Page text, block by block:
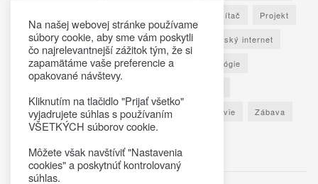
Počítač Projekt
Ransomware Rozhovor Seniori Slovenský internet
Sociálne siete Spoznaj Slovensko Technológie
Výročná správa Zaujímavé štatistiky Zdravie Zábava
Na našej webovej stránke používame
súbory cookie, aby sme vám poskytli
čo najrelevantnejší zážitok tým, že si
zapamätáme vaše preferencie a
opakované návštevy.
Kliknutím na tlačidlo "Prijať všetko"
vyjadrujete súhlas s používaním
VŠETKÝCH súborov cookie.
Môžete však navštíviť "Nastavenia
cookies" a poskytnúť kontrolovaný
súhlas.